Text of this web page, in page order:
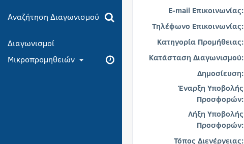
Αναζήτηση Διαγωνισμού
Διαγωνισμοί
Μικροπρομηθειών
E-mail Επικοινωνίας:
Τηλέφωνο Επικοινωνίας:
Κατηγορία Προμήθειας:
Κατάσταση Διαγωνισμού:
Δημοσίευση:
Έναρξη Υποβολής
Προσφορών:
Λήξη Υποβολής
Προσφορών:
Τόπος Διενέργειας: